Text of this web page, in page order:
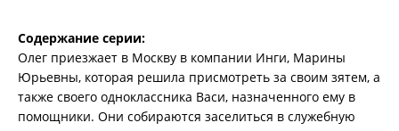
Содержание серии:
Олег приезжает в Москву в компании Инги, Марины
Юрьевны, которая решила присмотреть за своим зятем, а
также своего одноклассника Васи, назначенного ему в
помощники. Они собираются заселиться в служебную